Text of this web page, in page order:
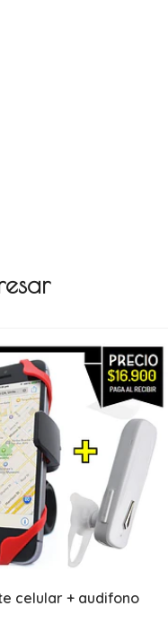
celular + audifono